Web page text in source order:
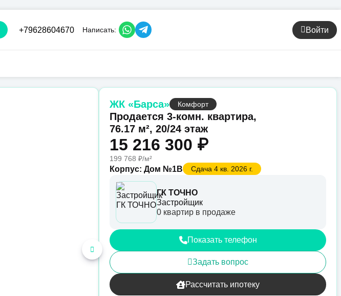
+79628604670 Написать: Войти
Продается 3-комн. квартира,
76.17 м², 20/24 этаж
15 216 300 ₽
199 768 ₽/м²
ЖК «Барса» Комфорт
Корпус: Дом №1В Сдача 4 кв. 2026 г.
ГК ТОЧНО
Застройщик
0 квартир в продаже
Показать телефон
Задать вопрос
Рассчитать ипотеку